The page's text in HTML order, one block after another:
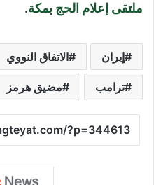
ملتقى إعلام الحج بمكة.
إيران الاتفاق النووي
ترامب مضيق هرمز